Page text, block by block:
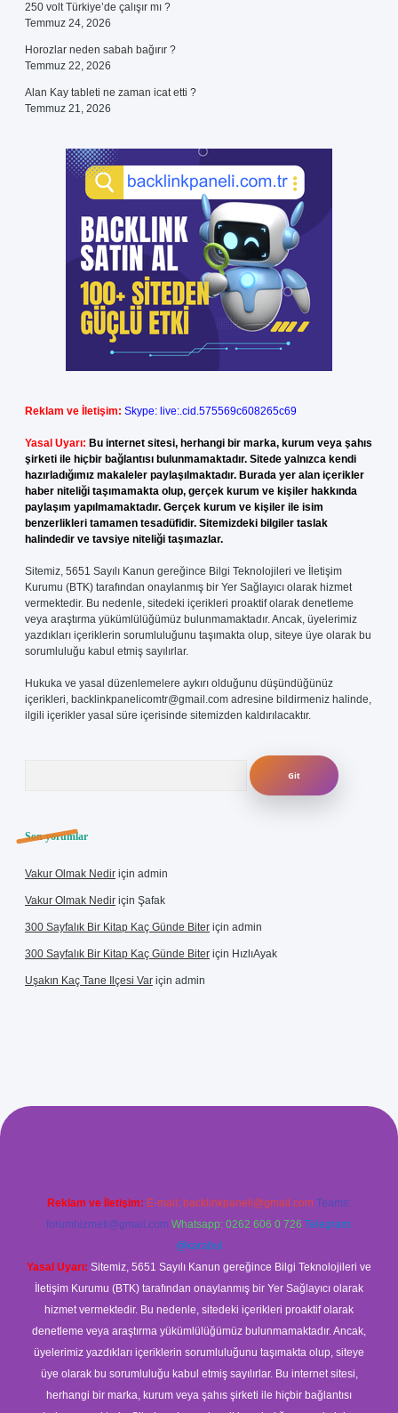
250 volt Türkiye’de çalışır mı ?
Temmuz 24, 2026
Horozlar neden sabah bağırır ?
Temmuz 22, 2026
Alan Kay tableti ne zaman icat etti ?
Temmuz 21, 2026
Reklam ve İletişim: Skype: live:.cid.575569c608265c69
Yasal Uyarı: Bu internet sitesi, herhangi bir marka, kurum veya şahıs
şirketi ile hiçbir bağlantısı bulunmamaktadır. Sitede yalnızca kendi
hazırladığımız makaleler paylaşılmaktadır. Burada yer alan içerikler
haber niteliği taşımamakta olup, gerçek kurum ve kişiler hakkında
paylaşım yapılmamaktadır. Gerçek kurum ve kişiler ile isim
benzerlikleri tamamen tesadüfidir. Sitemizdeki bilgiler taslak
halindedir ve tavsiye niteliği taşımazlar.
Sitemiz, 5651 Sayılı Kanun gereğince Bilgi Teknolojileri ve İletişim
Kurumu (BTK) tarafından onaylanmış bir Yer Sağlayıcı olarak hizmet
vermektedir. Bu nedenle, sitedeki içerikleri proaktif olarak denetleme
veya araştırma yükümlülüğümüz bulunmamaktadır. Ancak, üyelerimiz
yazdıkları içeriklerin sorumluluğunu taşımakta olup, siteye üye olarak bu
sorumluluğu kabul etmiş sayılırlar.
Hukuka ve yasal düzenlemelere aykırı olduğunu düşündüğünüz
içerikleri, backlinkpanelicomtr@gmail.com adresine bildirmeniz halinde,
ilgili içerikler yasal süre içerisinde sitemizden kaldırılacaktır.
Son yorumlar
Vakur Olmak Nedir için admin
Vakur Olmak Nedir için Şafak
300 Sayfalık Bir Kitap Kaç Günde Biter için admin
300 Sayfalık Bir Kitap Kaç Günde Biter için HızlıAyak
Uşakın Kaç Tane Ilçesi Var için admin
Reklam ve İletişim: E-mail: backlinkpaneli@gmail.com Teams:
forumhizmeti@gmail.com Whatsapp: 0262 606 0 726 Telegram:
@karabul
Yasal Uyarı: Sitemiz, 5651 Sayılı Kanun gereğince Bilgi Teknolojileri ve
İletişim Kurumu (BTK) tarafından onaylanmış bir Yer Sağlayıcı olarak
hizmet vermektedir. Bu nedenle, sitedeki içerikleri proaktif olarak
denetleme veya araştırma yükümlülüğümüz bulunmamaktadır. Ancak,
üyelerimiz yazdıkları içeriklerin sorumluluğunu taşımakta olup, siteye
üye olarak bu sorumluluğu kabul etmiş sayılırlar. Bu internet sitesi,
herhangi bir marka, kurum veya şahıs şirketi ile hiçbir bağlantısı